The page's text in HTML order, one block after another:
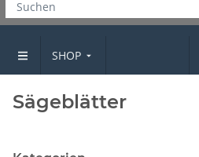
SHOP
Maschinenzubehör
Sägeblätter